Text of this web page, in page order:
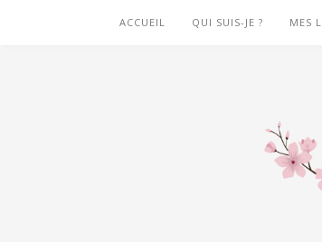
ACCUEIL QUI SUIS-JE ? MES